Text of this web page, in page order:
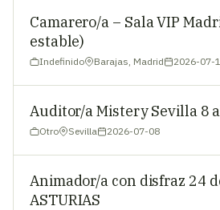
Camarero/a – Sala VIP
estable)
Indefinido Barajas, Madrid 2026-07-
Auditor/a Mistery Sevilla 8
Otro Sevilla 2026-07-08
Animador/a con disfraz 24
ASTURIAS